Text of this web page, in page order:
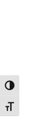
Umschalten
Schrift